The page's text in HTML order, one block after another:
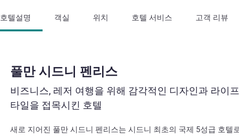
호텔설명 객실 위치 호텔 서비스 고객 리뷰
풀만 시드니 펜리스
비즈니스, 레저 여행을 위해 감각적인 디자인과 라이
타일을 접목시킨 호텔
새로 지어진 풀만 시드니 펜리스는 시드니 최초의 국제 5성급 호텔